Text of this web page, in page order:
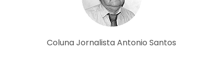
Coluna Jornalista Antonio Santos